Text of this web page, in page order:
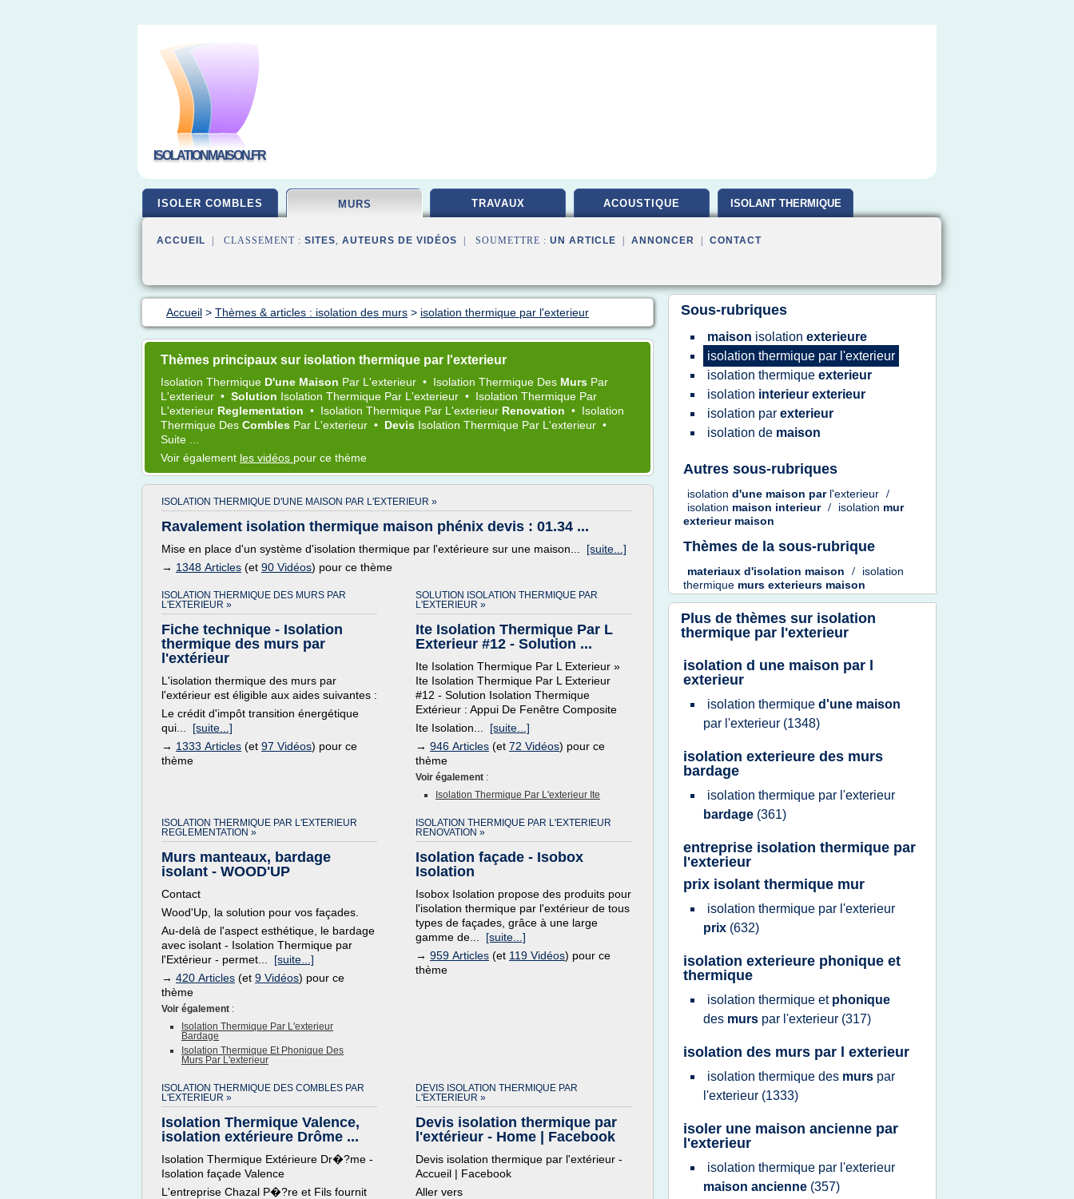
ISOLATIONMAISON.FR
ISOLER COMBLES MURS TRAVAUX ACOUSTIQUE ISOLANT THERMIQUE
ACCUEIL | CLASSEMENT : SITES, AUTEURS DE VIDÉOS | SOUMETTRE : UN ARTICLE ANNONCER CONTACT
Accueil > Thèmes & articles : isolation des murs > isolation thermique par l'exterieur
Thèmes principaux sur isolation thermique par l'exterieur
Isolation Thermique D'une Maison Par L'exterieur • Isolation Thermique Des Murs Par
L'exterieur • Solution Isolation Thermique Par L'exterieur • Isolation Thermique Par
L'exterieur Reglementation • Isolation Thermique Par L'exterieur Renovation • Isolation
Thermique Des Combles Par L'exterieur • Devis Isolation Thermique Par L'exterieur •
Suite ...
Voir également les vidéos pour ce thème
ISOLATION THERMIQUE D'UNE MAISON PAR L'EXTERIEUR »
Ravalement isolation thermique maison phénix devis : 01.34 ...
Mise en place d'un système d'isolation thermique par l'extérieure sur une maison... [suite...]
→ 1348 Articles (et 90 Vidéos) pour ce thème
ISOLATION THERMIQUE DES MURS PAR
L'EXTERIEUR »
Fiche technique - Isolation
thermique des murs par
l'extérieur
L'isolation thermique des murs par
l'extérieur est éligible aux aides suivantes :
Le crédit d'impôt transition énergétique
qui... [suite...]
→ 1333 Articles (et 97 Vidéos) pour ce
thème
SOLUTION ISOLATION THERMIQUE PAR
L'EXTERIEUR »
Ite Isolation Thermique Par L
Exterieur #12 - Solution ...
Ite Isolation Thermique Par L Exterieur »
Ite Isolation Thermique Par L Exterieur
#12 - Solution Isolation Thermique
Extérieur : Appui De Fenêtre Composite
Ite Isolation... [suite...]
→ 946 Articles (et 72 Vidéos) pour ce
thème
Voir également :
Isolation Thermique Par L'exterieur Ite
ISOLATION THERMIQUE PAR L'EXTERIEUR
REGLEMENTATION »
Murs manteaux, bardage
isolant - WOOD'UP
Contact
Wood'Up, la solution pour vos façades.
Au-delà de l'aspect esthétique, le bardage
avec isolant - Isolation Thermique par
l'Extérieur - permet... [suite...]
→ 420 Articles (et 9 Vidéos) pour ce
thème
Voir également :
Isolation Thermique Par L'exterieur
Bardage
Isolation Thermique Et Phonique Des
Murs Par L'exterieur
ISOLATION THERMIQUE PAR L'EXTERIEUR
RENOVATION »
Isolation façade - Isobox
Isolation
Isobox Isolation propose des produits pour
l'isolation thermique par l'extérieur de tous
types de façades, grâce à une large
gamme de... [suite...]
→ 959 Articles (et 119 Vidéos) pour ce
thème
ISOLATION THERMIQUE DES COMBLES PAR
L'EXTERIEUR »
Isolation Thermique Valence,
isolation extérieure Drôme ...
Isolation Thermique Extérieure Dr�?me -
Isolation façade Valence
L'entreprise Chazal P�?re et Fils fournit
DEVIS ISOLATION THERMIQUE PAR
L'EXTERIEUR »
Devis isolation thermique par
l'extérieur - Home | Facebook
Devis isolation thermique par l'extérieur -
Accueil | Facebook
Aller vers
Sous-rubriques
maison isolation exterieure
isolation thermique par l'exterieur
isolation thermique exterieur
isolation interieur exterieur
isolation par exterieur
isolation de maison
Autres sous-rubriques
isolation d'une maison par l'exterieur /
isolation maison interieur / isolation mur
exterieur maison
Thèmes de la sous-rubrique
materiaux d'isolation maison /
isolation
thermique murs exterieurs maison
Plus de thèmes sur isolation
thermique par l'exterieur
isolation d une maison par l
exterieur
isolation thermique d'une maison
par l'exterieur (1348)
isolation exterieure des murs
bardage
isolation thermique par l'exterieur
bardage (361)
entreprise isolation thermique par
l'exterieur
prix isolant thermique mur
isolation thermique par l'exterieur
prix (632)
isolation exterieure phonique et
thermique
isolation thermique et phonique
des murs par l'exterieur (317)
isolation des murs par l exterieur
isolation thermique des murs par
l'exterieur (1333)
isoler une maison ancienne par
l'exterieur
isolation thermique par l'exterieur
maison ancienne (357)